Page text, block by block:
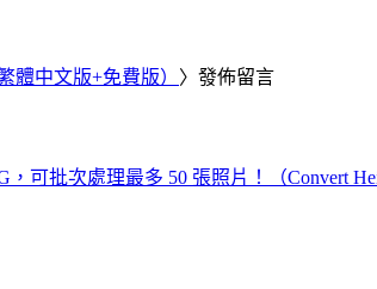
體中文版+免費版） 〉發佈留言
可批次處理最多 50 張照片！（Convert